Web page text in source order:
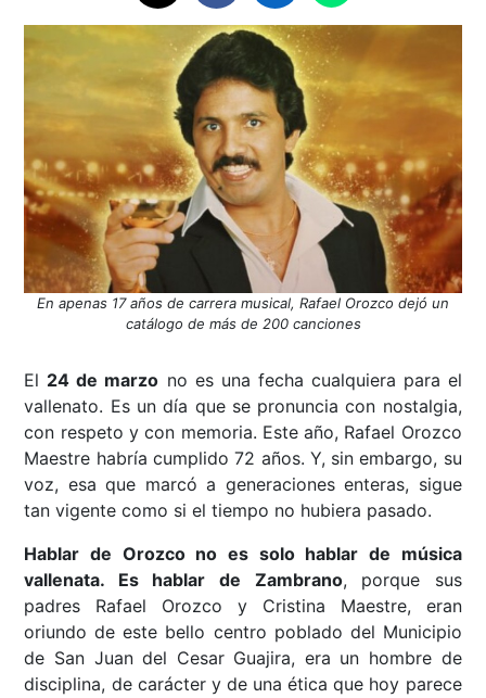
En apenas 17 años de carrera musical, Rafael Orozco dejó un
catálogo de más de 200 canciones
El 24 de marzo no es una fecha cualquiera para el
vallenato. Es un día que se pronuncia con nostalgia,
con respeto y con memoria. Este año, Rafael Orozco
Maestre habría cumplido 72 años. Y, sin embargo, su
voz, esa que marcó a generaciones enteras, sigue
tan vigente como si el tiempo no hubiera pasado.
Hablar de Orozco no es solo hablar de música
vallenata. Es hablar de Zambrano, porque sus
padres Rafael Orozco y Cristina Maestre, eran
oriundo de este bello centro poblado del Municipio
de San Juan del Cesar Guajira, era un hombre de
disciplina, de carácter y de una ética que hoy parece